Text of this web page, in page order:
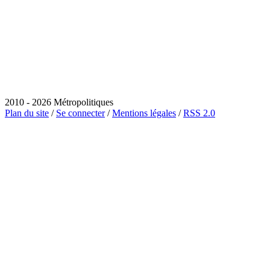
2010 - 2026 Métropolitiques
Plan du site / Se connecter/Mentions légales /RSS 2.0